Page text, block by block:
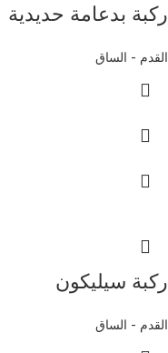
ركبة بدعامة حديدية
القدم - الساق
ركبة سيليكون
القدم - الساق